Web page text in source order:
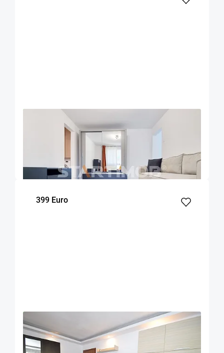
COMISION 50%
Apartament doua camere mobilat zona Onix
dormitor Etaj
399 Euro
COMISION 50%
Apartament doua camere decomandat Astra
Brasov